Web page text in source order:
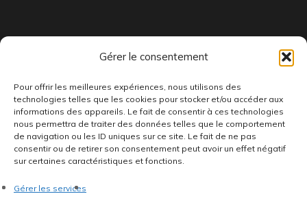
Gérer le consentement
Pour offrir les meilleures expériences, nous utilisons des
technologies telles que les cookies pour stocker et/ou accéder aux
informations des appareils. Le fait de consentir à ces technologies
nous permettra de traiter des données telles que le comportement
de navigation ou les ID uniques sur ce site. Le fait de ne pas
consentir ou de retirer son consentement peut avoir un effet négatif
sur certaines caractéristiques et fonctions.
Gérer les services
toujours des pépites musicales, dont des vinyles rares et exclusifs.
confidentialité